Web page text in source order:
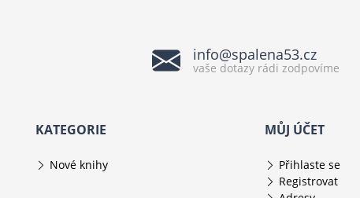
info@spalena53.cz
vaše dotazy rádi zodpovíme
KATEGORIE
Nové knihy
MŮJ ÚČET
Přihlaste se
Registrovat